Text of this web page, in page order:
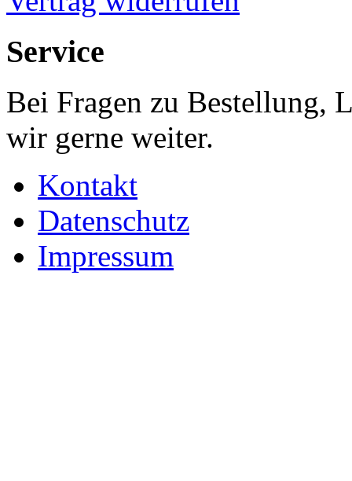
Service
Bei Fragen zu Bestellung,
wir gerne weiter.
Kontakt
Datenschutz
Impressum